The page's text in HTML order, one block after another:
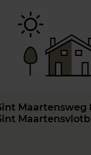
Maartensweg